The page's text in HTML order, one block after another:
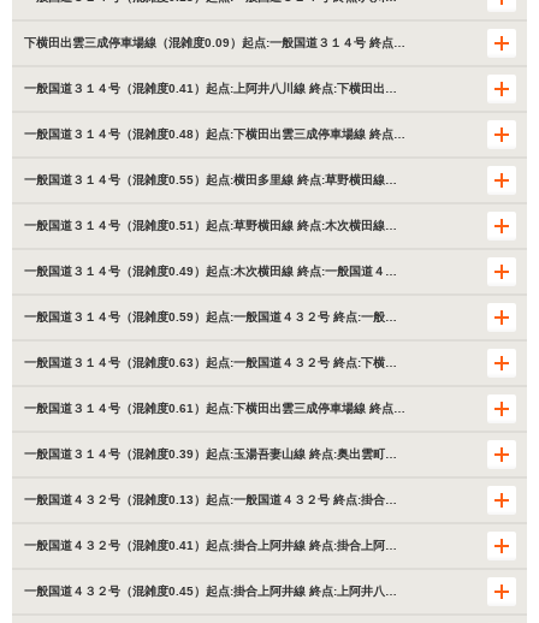
下横田出雲三成停車場線（混雑度0.09）起点:一般国道３１４号 終点…
一般国道３１４号（混雑度0.41）起点:上阿井八川線 終点:下横田出…
一般国道３１４号（混雑度0.48）起点:下横田出雲三成停車場線 終点…
一般国道３１４号（混雑度0.55）起点:横田多里線 終点:草野横田線…
一般国道３１４号（混雑度0.51）起点:草野横田線 終点:木次横田線…
一般国道３１４号（混雑度0.49）起点:木次横田線 終点:一般国道４…
一般国道３１４号（混雑度0.59）起点:一般国道４３２号 終点:一般…
一般国道３１４号（混雑度0.63）起点:一般国道４３２号 終点:下横…
一般国道３１４号（混雑度0.61）起点:下横田出雲三成停車場線 終点…
一般国道３１４号（混雑度0.39）起点:玉湯吾妻山線 終点:奥出雲町…
一般国道４３２号（混雑度0.13）起点:一般国道４３２号 終点:掛合…
一般国道４３２号（混雑度0.41）起点:掛合上阿井線 終点:掛合上阿…
一般国道４３２号（混雑度0.45）起点:掛合上阿井線 終点:上阿井八…